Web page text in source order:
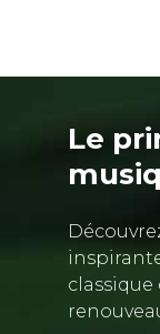
Le
classique